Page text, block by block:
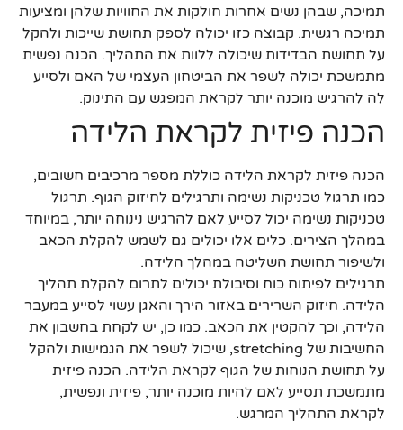
תמיכה, שבהן נשים אחרות חולקות את החוויות שלהן ומציעות
תמיכה רגשית. קבוצה כזו יכולה לספק תחושת שייכות ולהקל
על תחושת הבדידות שיכולה ללוות את התהליך. הכנה נפשית
מתמשכת יכולה לשפר את הביטחון העצמי של האם ולסייע
לה להרגיש מוכנה יותר לקראת המפגש עם התינוק.
הכנה פיזית לקראת הלידה
הכנה פיזית לקראת הלידה כוללת מספר מרכיבים חשובים,
כמו תרגול טכניקות נשימה ותרגילים לחיזוק הגוף. תרגול
טכניקות נשימה יכול לסייע לאם להרגיש נינוחה יותר, במיוחד
במהלך הצירים. כלים אלו יכולים גם לשמש להקלת הכאב
ולשיפור תחושת השליטה במהלך הלידה.
תרגילים לפיתוח כוח וסיבולת יכולים לתרום להקלת תהליך
הלידה. חיזוק השרירים באזור הירך והאגן עשוי לסייע במעבר
הלידה, וכך להקטין את הכאב. כמו כן, יש לקחת בחשבון את
החשיבות של stretching, שיכול לשפר את הגמישות ולהקל
על תחושת הנוחות של הגוף לקראת הלידה. הכנה פיזית
מתמשכת תסייע לאם להיות מוכנה יותר, פיזית ונפשית,
לקראת התהליך המרגש.